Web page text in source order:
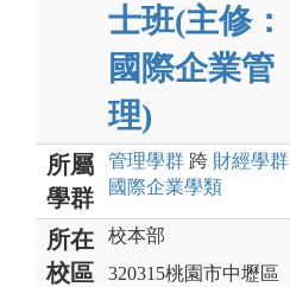
士班(主修：
國際企業管
理)
所屬
學群
管理學群 跨 財經學群
國際企業學類
所在
校區
校本部
320315桃園市中壢區